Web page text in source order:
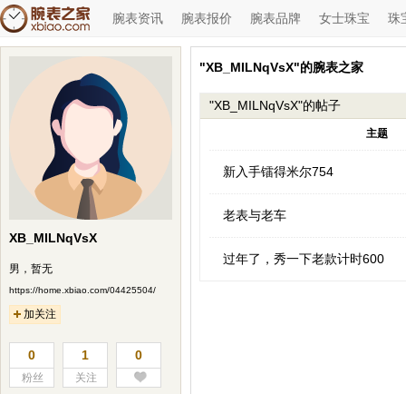
腕表资讯 腕表报价 腕表品牌 女士珠宝 珠
XB_MILNqVsX
男，暂无
https://home.xbiao.com/04425504/
加关注
0
粉丝
1
关注
0
"XB_MILNqVsX"的腕表之家
"XB_MILNqVsX"的帖子
主题
新入手镭得米尔754
老表与老车
过年了，秀一下老款计时600